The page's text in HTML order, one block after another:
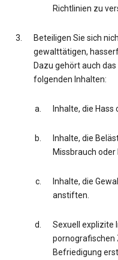
Richtlinien zu
Beteiligen Sie sich
gewalttätigen,
Dazu gehört auch
folgenden Inhalten:
Inhalte, die
Inhalte, die
Missbrauch
Inhalte, die
anstiften.
Sexuell explizite
pornografischen
Befriedigung